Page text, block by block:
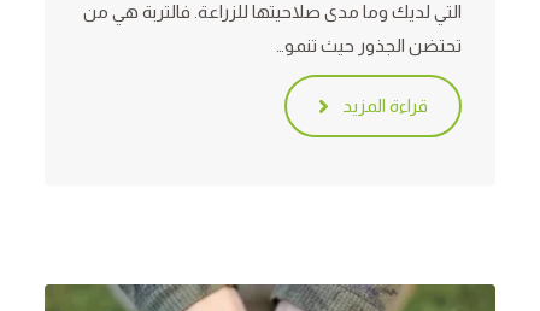
التي لديك وما مدى صلاحيتها للزراعة. فالتربة هي من
تحتضن الجذور حيث تنمو…
قراءة المزيد